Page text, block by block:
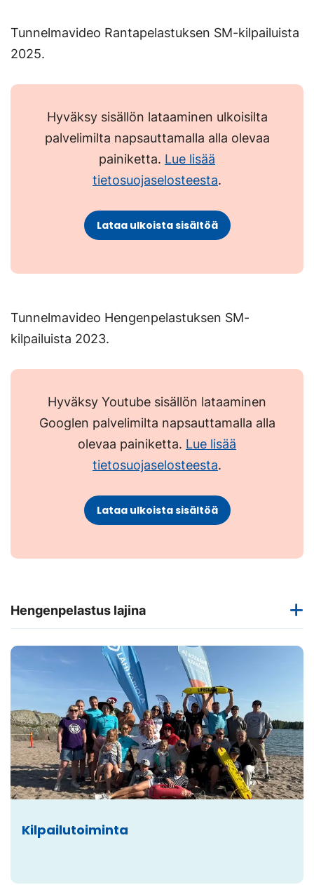
Tunnelmavideo Rantapelastuksen SM-kilpailuista
2025.
Hyväksy sisällön lataaminen ulkoisilta
palvelimilta napsauttamalla alla olevaa
painiketta. Lue lisää
tietosuojaselosteesta.
Lataa ulkoista sisältöä
Tunnelmavideo Hengenpelastuksen SM-
kilpailuista 2023.
Hyväksy Youtube sisällön lataaminen
Googlen palvelimilta napsauttamalla alla
olevaa painiketta. Lue lisää
tietosuojaselosteesta.
Lataa ulkoista sisältöä
Hengenpelastus lajina
Kilpailutoiminta